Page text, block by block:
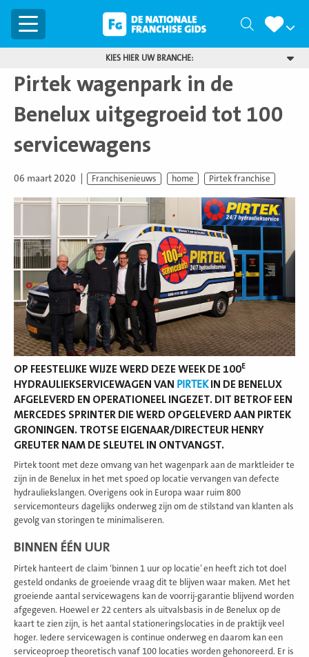
Menu Zoeken
KIES HIER UW BRANCHE:
Pirtek wagenpark in de
Benelux uitgegroeid tot 100
servicewagens
06 maart 2020 Franchisenieuws home Pirtek franchise
OP FEESTELIJKE WIJZE WERD DEZE WEEK DE 100E
HYDRAULIEKSERVICEWAGEN VAN PIRTEKIN DE BENELUX
AFGELEVERD EN OPERATIONEEL INGEZET. DIT BETROF EEN
MERCEDES SPRINTER DIE WERD OPGELEVERD AAN PIRTEK
GRONINGEN. TROTSE EIGENAAR/DIRECTEUR HENRY
GREUTER NAM DE SLEUTEL IN ONTVANGST.
Pirtek toont met deze omvang van het wagenpark aan de marktleider te
zijn in de Benelux in het met spoed op locatie vervangen van defecte
hydrauliekslangen. Overigens ook in Europa waar ruim 800
servicemonteurs dagelijks onderweg zijn om de stilstand van klanten als
gevolg van storingen te minimaliseren.
BINNEN ÉÉN UUR
Pirtek hanteert de claim ‘binnen 1 uur op locatie’ en heeft zich tot doel
gesteld ondanks de groeiende vraag dit te blijven waar maken. Met het
groeiende aantal servicewagens kan de voorrij-garantie blijvend worden
afgegeven. Hoewel er 22 centers als uitvalsbasis in de Benelux op de
kaart te zien zijn, is het aantal stationeringslocaties in de praktijk veel
hoger. Iedere servicewagen is continue onderweg en daarom kan een
serviceoproep theoretisch vanaf 100 locaties worden gehonoreerd. Er is